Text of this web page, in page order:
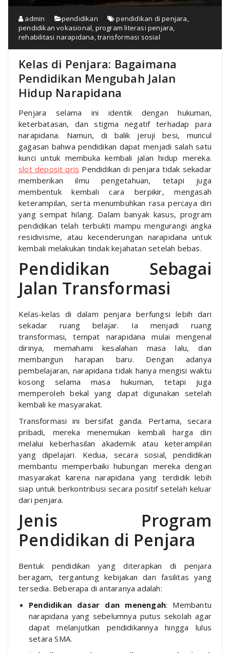
admin pendidikan pendidikan di penjara,
pendidikan vokasional, program literasi penjara,
rehabilitasi narapidana,transformasi sosial
Kelas di Penjara: Bagaimana
Pendidikan Mengubah Jalan
Hidup Narapidana
Penjara selama ini identik dengan hukuman,
keterbatasan, dan stigma negatif terhadap para
narapidana. Namun, di balik jeruji besi, muncul
gagasan bahwa pendidikan dapat menjadi salah satu
kunci untuk membuka kembali jalan hidup mereka.
slot deposit qris Pendidikan di penjara tidak sekadar
memberikan ilmu pengetahuan, tetapi juga
membentuk kembali cara berpikir, mengasah
keterampilan, serta menumbuhkan rasa percaya diri
yang sempat hilang. Dalam banyak kasus, program
pendidikan telah terbukti mampu mengurangi angka
residivisme, atau kecenderungan narapidana untuk
kembali melakukan tindak kejahatan setelah bebas.
Pendidikan Sebagai
Jalan Transformasi
Kelas-kelas di dalam penjara berfungsi lebih dari
sekadar ruang belajar. Ia menjadi ruang
transformasi, tempat narapidana mulai mengenal
dirinya, memahami kesalahan masa lalu, dan
membangun harapan baru. Dengan adanya
pembelajaran, narapidana tidak hanya mengisi waktu
kosong selama masa hukuman, tetapi juga
memperoleh bekal yang dapat digunakan setelah
kembali ke masyarakat.
Transformasi ini bersifat ganda. Pertama, secara
pribadi, mereka menemukan kembali harga diri
melalui keberhasilan akademik atau keterampilan
yang dipelajari. Kedua, secara sosial, pendidikan
membantu memperbaiki hubungan mereka dengan
masyarakat karena narapidana yang terdidik lebih
siap untuk berkontribusi secara positif setelah keluar
dari penjara.
Jenis Program
Pendidikan di Penjara
Bentuk pendidikan yang diterapkan di penjara
beragam, tergantung kebijakan dan fasilitas yang
tersedia. Beberapa di antaranya adalah:
Pendidikan dasar dan menengah: Membantu
narapidana yang sebelumnya putus sekolah agar
dapat melanjutkan pendidikannya hingga lulus
setara SMA.